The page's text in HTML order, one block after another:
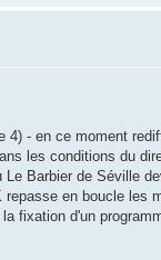
4) - en ce moment
les conditions du
Barbier de Séville
repasse en boucle les
fixation d'un